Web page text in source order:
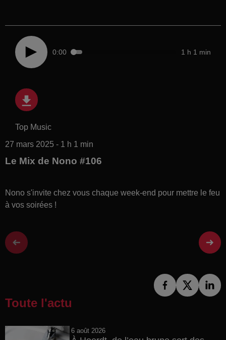
0:00 1 h 1 min
Top Music
27 mars 2025 - 1 h 1 min
Le Mix de Nono #106
Nono s'invite chez vous chaque week-end pour mettre le feu
à vos soirées !
Toute l'actu
6 août 2026